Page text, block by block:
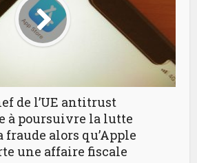
de l’UE antitrust
à poursuivre la lutte
fraude alors qu’Apple
une affaire fiscale